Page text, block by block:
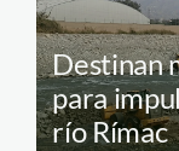
Destinan
para
río Rímac